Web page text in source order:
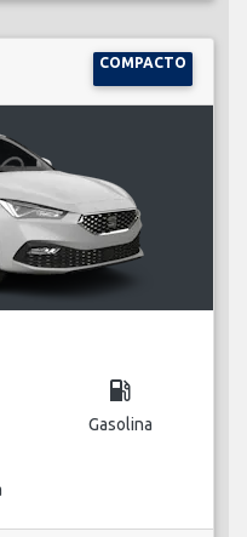
COMPACTO
local_gas_station
Gasolina